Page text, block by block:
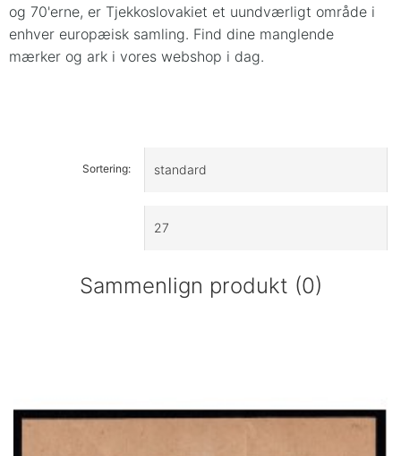
og 70'erne, er Tjekkoslovakiet et uundværligt område i
enhver europæisk samling. Find dine manglende
mærker og ark i vores webshop i dag.
Sortering:
Sammenlign produkt (0)